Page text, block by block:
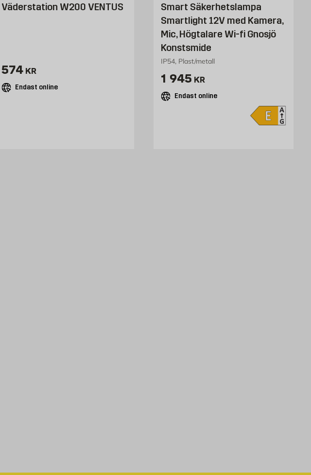
Väderstation W200 VENTUS
Pris 574 kr
574 KR
Endast online
Smart Säkerhetslampa
Smartlight 12V med Kamera,
Mic, Högtalare Wi-fi Gnosjö
Konstsmide
IP54, Plast/metall
Pris 1945 kr
1 945 KR
Endast online